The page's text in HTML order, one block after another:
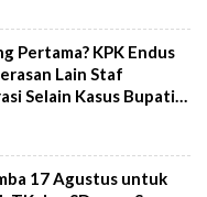
Pertama? KPK Endus
Lain Staf
Selain Kasus Bupati
17 Agustus untuk